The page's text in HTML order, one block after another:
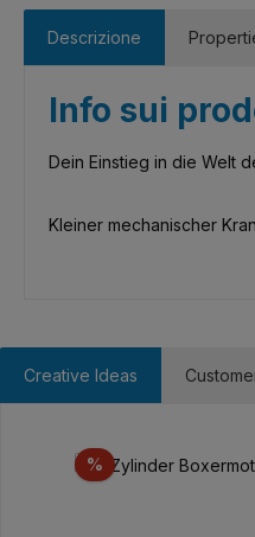
Descrizione
Info sui
Dein Einstieg in die Welt
Kleiner mechanischer
Creative Ideas
% Sconto